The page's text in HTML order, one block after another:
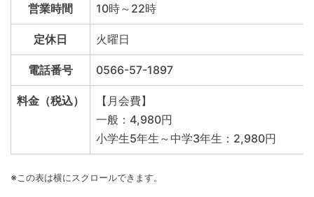
営業時間 10時～22時
定休日 火曜日
電話番号 0566-57-1897
料金（税込）
【月会費】
一般：4,980円
小学生5年生～中学3年生：2,980円
※この表は横にスクロールできます。